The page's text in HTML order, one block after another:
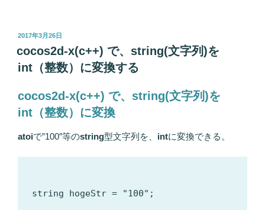
投
日:
2017年3月26日
cocos2d-x(c++) で、string(文字列)を
int（整数）に変換する
cocos2d-x(c++) で、string(文字列)を
int（整数）に変換
atoiで”100″等のstring型文字列を、 intに変換できる。
string hogeStr = "100";